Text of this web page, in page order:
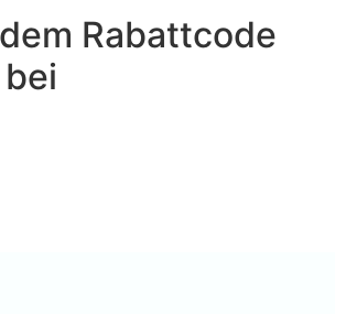
Rabattcode